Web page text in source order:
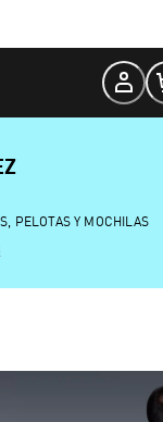
PELOTAS Y MOCHILAS